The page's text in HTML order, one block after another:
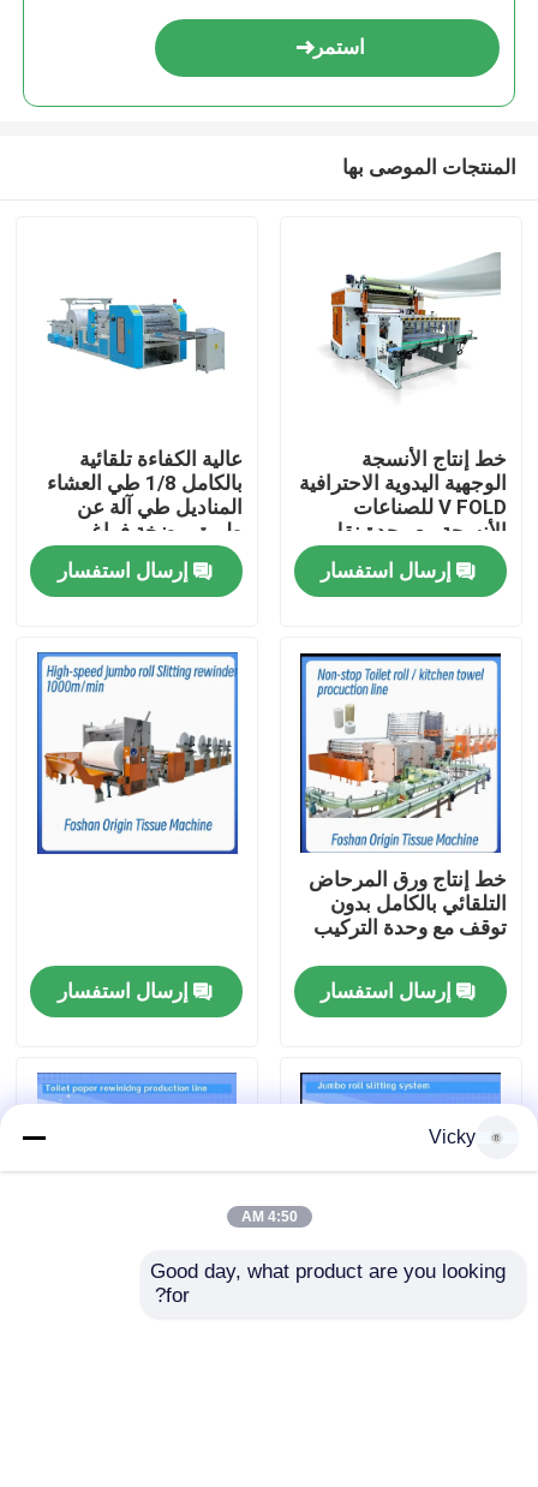
المنزل
المنتجات
حولنا
جولة في المصنع
مراقبة الجودة
اتصل بنا
استمر
المنتجات الموصى بها
خط إنتاج الأنسجة
الوجهية اليدوية الاحترافية
V FOLD للصناعات
الأنسجة مع وحدة نقل
تلقائي
إرسال استفسار
عالية الكفاءة تلقائية
بالكامل 1/8 طي العشاء
المناديل طي آلة عن
طريق مضخة فراغ
إرسال استفسار
خط إنتاج ورق المرحاض
التلقائي بالكامل بدون
توقف مع وحدة التركيب
إرسال استفسار إرسال استفسار
3000mm حجم المرحاض
Vicky
4:50 AM
Good day, what product are you looking
for?